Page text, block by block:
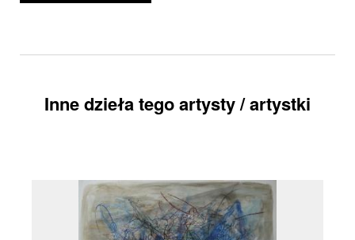
Inne dzieła tego artysty / artystki